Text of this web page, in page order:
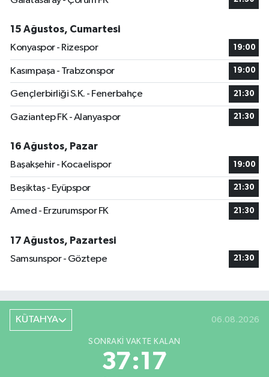
15 Ağustos, Cumartesi
Konyaspor - Rizespor
19:00
Kasımpaşa - Trabzonspor 19:00
Gençlerbirliği S.K. - Fenerbahçe 21:30
Gaziantep FK - Alanyaspor 21:30
16 Ağustos, Pazar
Başakşehir - Kocaelispor
19:00
Beşiktaş - Eyüpspor 21:30
Amed - Erzurumspor FK 21:30
17 Ağustos, Pazartesi
Samsunspor - Göztepe
21:30
KÜTAHYA 06.08.2026
SONRAKI VAKTE KALAN
37:16